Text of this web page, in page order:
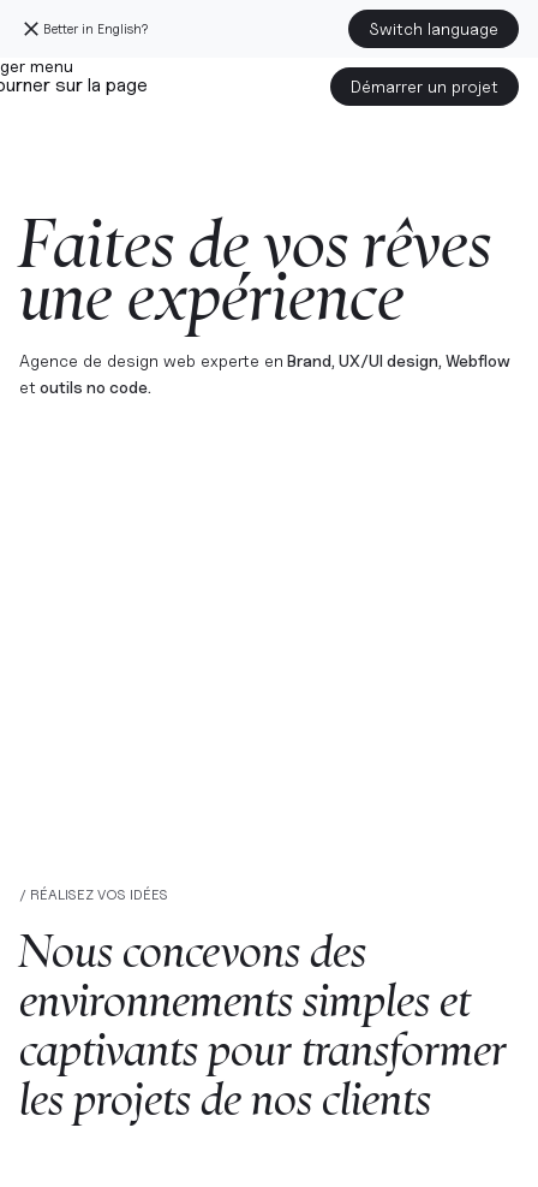
Better in English? Switch language
sur la page Démarrer un projet
Agence de design web experte en Brand, UX/UI design, Webflow
et outils no code.
Faitesdevosrêves
une expérience
/ RÉALISEZ VOS IDÉES
Nous concevons des
environnements simples et
captivants pour transformer
les projets de nos clients